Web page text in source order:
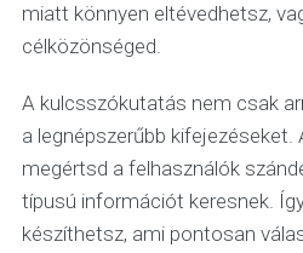
miatt könnyen eltévedhetsz,
célközönséged.
A kulcsszókutatás nem csak
a legnépszerűbb kifejezéseket.
megértsd a felhasználók
típusú információt keresnek.
készíthetsz, ami pontosan